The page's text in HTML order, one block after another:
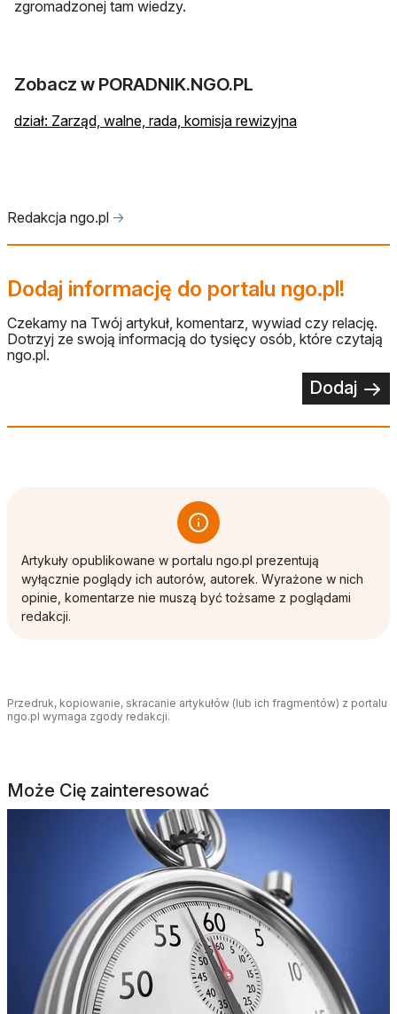
zgromadzonej tam wiedzy.
Zobacz w PORADNIK.NGO.PL
dział: Zarząd, walne, rada, komisja rewizyjna
Redakcja ngo.pl 🡢
Dodaj informację do portalu ngo.pl!
Czekamy na Twój artykuł, komentarz, wywiad czy relację.
Dotrzyj ze swoją informacją do tysięcy osób, które czytają
ngo.pl.
Dodaj
Artykuły opublikowane w portalu ngo.pl prezentują
wyłącznie poglądy ich autorów, autorek. Wyrażone w nich
opinie, komentarze nie muszą być tożsame z poglądami
redakcji.
Przedruk, kopiowanie, skracanie artykułów (lub ich fragmentów) z portalu
ngo.pl wymaga zgody redakcji.
Może Cię zainteresować